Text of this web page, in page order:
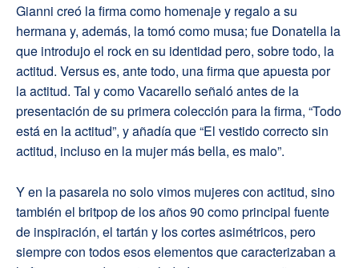
Gianni creó la firma como homenaje y regalo a su
hermana y, además, la tomó como musa; fue Donatella la
que introdujo el rock en su identidad pero, sobre todo, la
actitud. Versus es, ante todo, una firma que apuesta por
la actitud. Tal y como Vacarello señaló antes de la
presentación de su primera colección para la firma, “Todo
está en la actitud”, y añadía que “El vestido correcto sin
actitud, incluso en la mujer más bella, es malo”.
Y en la pasarela no solo vimos mujeres con actitud, sino
también el britpop de los años 90 como principal fuente
de inspiración, el tartán y los cortes asimétricos, pero
siempre con todos esos elementos que caracterizaban a